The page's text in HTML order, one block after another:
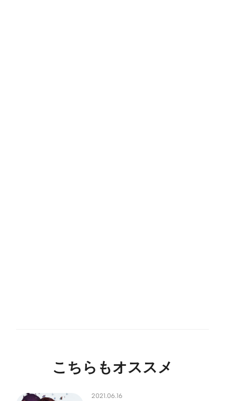
こちらもオススメ
2021.06.16